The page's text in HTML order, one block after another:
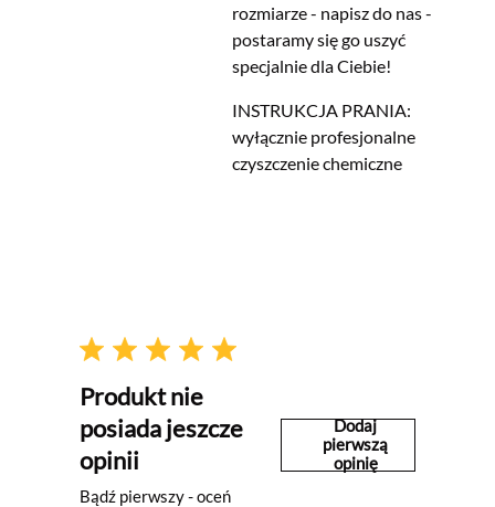
rozmiarze - napisz do nas -
postaramy się go uszyć
specjalnie dla Ciebie!
INSTRUKCJA PRANIA:
wyłącznie profesjonalne
czyszczenie chemiczne
Produkt nie
posiada jeszcze
opinii
Bądź pierwszy - oceń
Dodaj
pierwszą
opinię